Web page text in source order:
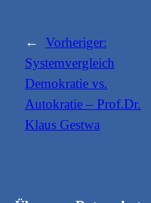
←
Vorheriger:
Systemvergleich
Demokratie vs.
Autokratie – Prof.Dr.
Klaus Gestwa